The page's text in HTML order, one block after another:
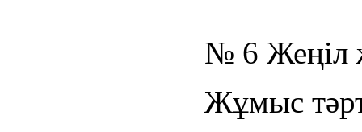
№ 6 Жеңіл
Жұмыс